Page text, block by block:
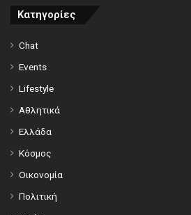
Κατηγορίες
Chat
Events
Lifestyle
Αθλητικά
Ελλάδα
Κόσμος
Οικονομία
Πολιτική